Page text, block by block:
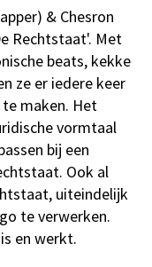
& Chesron
Rechtstaat'. Met
beats, kekke
ze er iedere keer
maken. Het
vormtaal
bij een
Ook al
uiteindelijk
te verwerken.
en werkt.